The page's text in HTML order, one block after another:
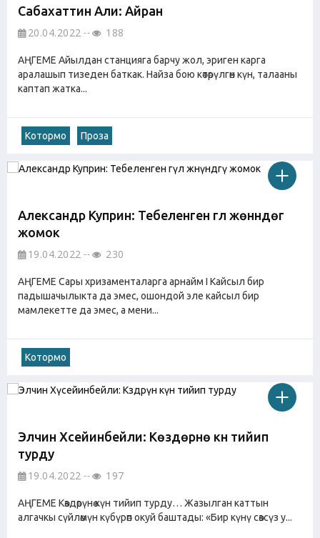
Сабахаттин Али: Айран
20.04.2022 188
АҢГЕМЕ Айылдан станцияга барчу жол, эриген карга
аралашып тизеден баткак. Найза бою көтөрүлгөн күн, талааны
каптап жатка...
Котормо Проза
Александр Куприн: Тебеленген гүл жөнүндөгү
жомок
19.04.2022 230
АҢГЕМЕ Сары хризаменталарга арнайм I Кайсыл бир
падышачылыкта да эмес, ошондой эле кайсыл бир
мамлекетте да эмес, а мени...
Котормо
Элчин Хүсейинбейли: Көздөрүнө күн тийип
турду
19.04.2022 197
АҢГЕМЕ Көздөрүнө күн тийип турду… Жазылган каттын
алгачкы сүйлөмүн күбүрөп окуй баштады: «Бир күнү сөзсүз у...